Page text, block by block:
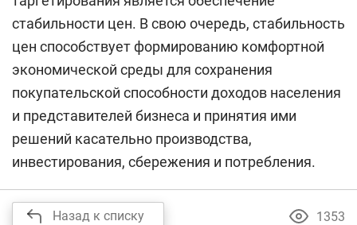
стабильности цен. В свою очередь, стабильность
цен способствует формированию комфортной
экономической среды для сохранения
покупательской способности доходов населения
и представителей бизнеса и принятия ими
решений касательно производства,
инвестирования, сбережения и потребления.
Назад к списку 1353